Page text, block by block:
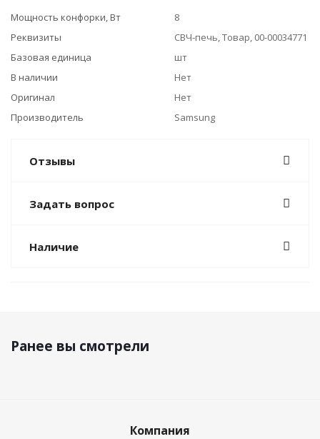
Мощность конфорки, Вт
8
Реквизиты
СВЧ-печь, Товар, 00-00034771
Базовая единица
шт
В наличии
Нет
Оригинал
Нет
Производитель
Samsung
Отзывы
Задать вопрос
Наличие
Ранее вы смотрели
Компания